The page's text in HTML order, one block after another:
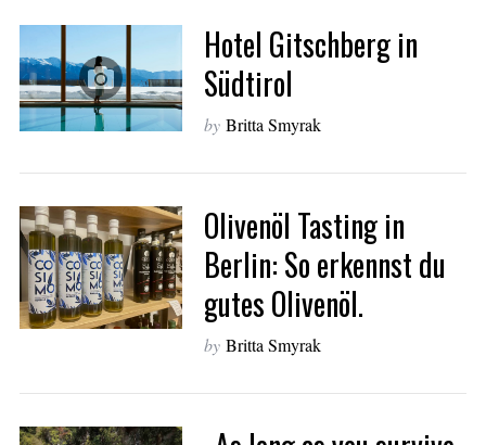
Hotel Gitschberg in
Südtirol
by Britta Smyrak
Olivenöl Tasting in
Berlin: So erkennst du
gutes Olivenöl.
by Britta Smyrak